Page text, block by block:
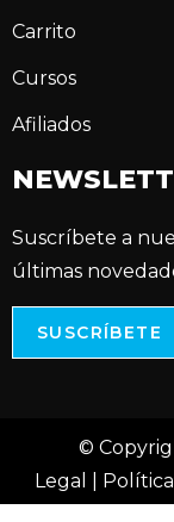
Carrito
Cursos
Afiliados
Suscríbete a
últimas
SUSCRÍBETE
©
Legal